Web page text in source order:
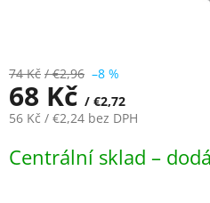
74 Kč / €2,96 –8 %
68 Kč / €2,72
56 Kč / €2,24 bez DPH
cena:
Centrální sklad –